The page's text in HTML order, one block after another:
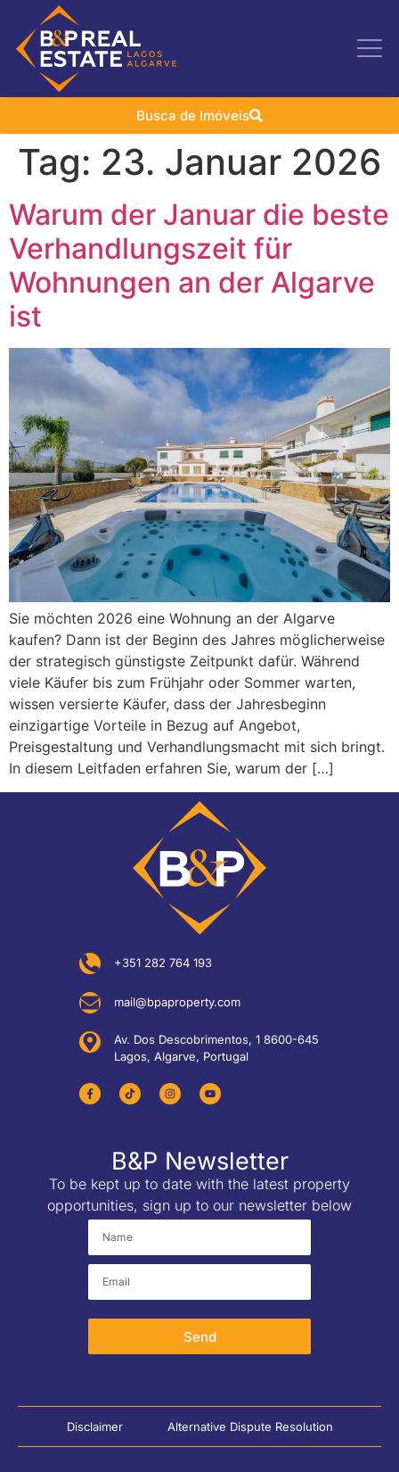
Busca de Imóveis
Tag: 23. Januar 2026
Warum der Januar die beste
Verhandlungszeit für
Wohnungen an der Algarve
ist
Sie möchten 2026 eine Wohnung an der Algarve
kaufen? Dann ist der Beginn des Jahres möglicherweise
der strategisch günstigste Zeitpunkt dafür. Während
viele Käufer bis zum Frühjahr oder Sommer warten,
wissen versierte Käufer, dass der Jahresbeginn
einzigartige Vorteile in Bezug auf Angebot,
Preisgestaltung und Verhandlungsmacht mit sich bringt.
In diesem Leitfaden erfahren Sie, warum der […]
+351 282 764 193
mail@bpaproperty.com
Av. Dos Descobrimentos, 1 8600-645
Lagos, Algarve, Portugal
B&P Newsletter
To be kept up to date with the latest property
opportunities, sign up to our newsletter below
Send
Disclaimer Alternative Dispute Resolution